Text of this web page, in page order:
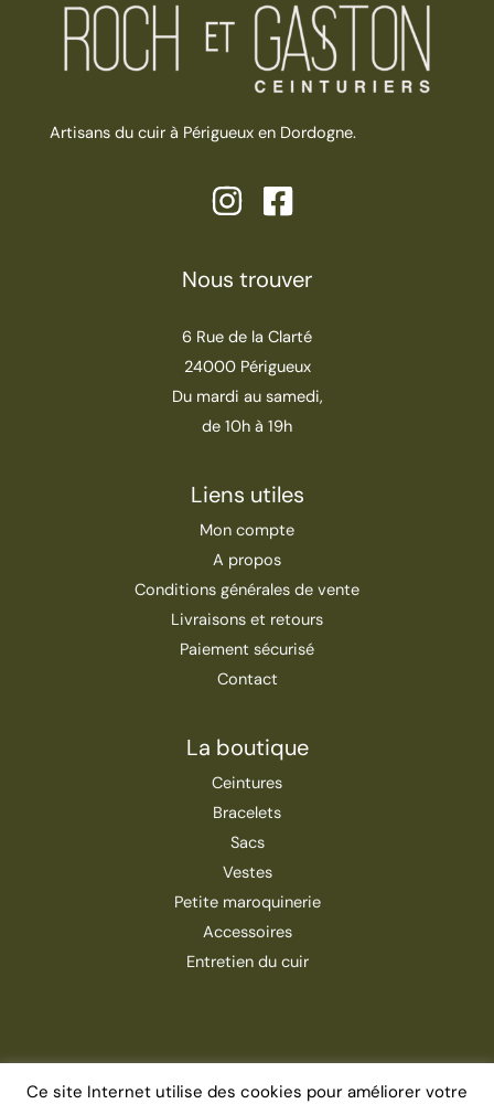
Artisans du cuir à Périgueux en Dordogne.
Nous trouver
6 Rue de la Clarté
24000 Périgueux
Du mardi au samedi,
de 10h à 19h
Liens utiles
Mon compte
A propos
Conditions générales de vente
Livraisons et retours
Paiement sécurisé
Contact
La boutique
Ceintures
Bracelets
Sacs
Vestes
Petite maroquinerie
Accessoires
Entretien du cuir
Copyright © 2026 | Roch & Gaston
Ce site Internet utilise des cookies pour améliorer votre